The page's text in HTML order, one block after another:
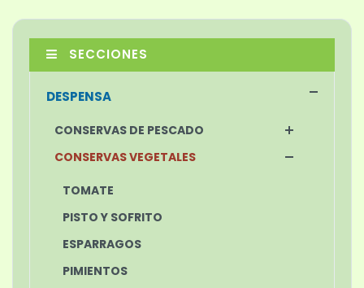
SECCIONES
DESPENSA
CONSERVAS DE PESCADO
CONSERVAS VEGETALES
TOMATE
PISTO Y SOFRITO
ESPARRAGOS
PIMIENTOS